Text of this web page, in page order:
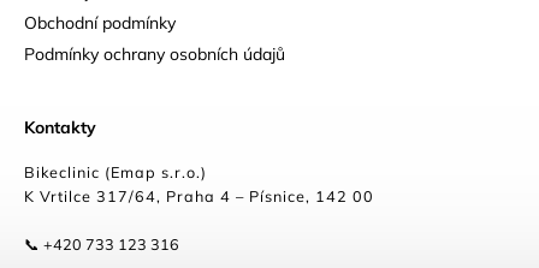
Obchodní podmínky
Podmínky ochrany osobních údajů
Kontakty
Bikeclinic (Emap s.r.o.)
K Vrtilce 317/64, Praha 4 – Písnice, 142 00
📞 +420 733 123 316